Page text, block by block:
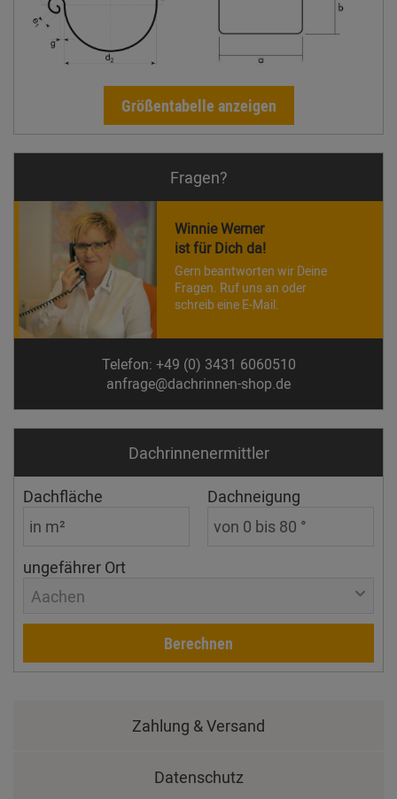
Größentabelle anzeigen
Fragen?
Winnie Werner
ist für Dich da!
Gern beantworten wir Deine
Fragen. Ruf uns an oder
schreib eine E-Mail.
Telefon: +49 (0) 3431 6060510
anfrage@dachrinnen-shop.de
Dachrinnen­ermittler
Dachfläche Dachneigung
ungefährer Ort
Aachen
Berechnen
Zahlung & Versand
Datenschutz